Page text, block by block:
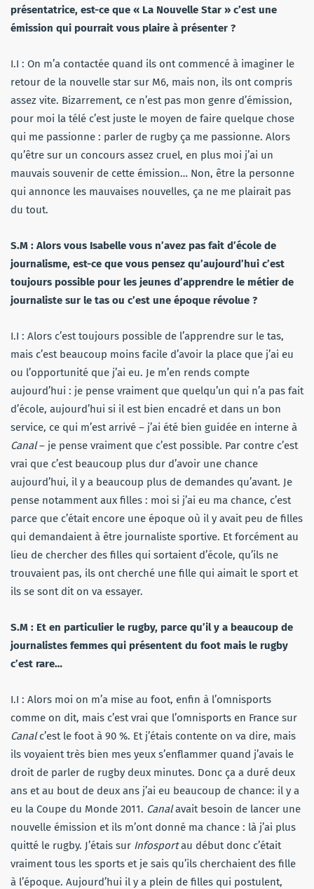
présentatrice, est-ce que « La Nouvelle Star » c’est une
émission qui pourrait vous plaire à présenter ?
I.I : On m’a contactée quand ils ont commencé à imaginer le
retour de la nouvelle star sur M6, mais non, ils ont compris
assez vite. Bizarrement, ce n’est pas mon genre d’émission,
pour moi la télé c’est juste le moyen de faire quelque chose
qui me passionne : parler de rugby ça me passionne. Alors
qu’être sur un concours assez cruel, en plus moi j’ai un
mauvais souvenir de cette émission… Non, être la personne
qui annonce les mauvaises nouvelles, ça ne me plairait pas
du tout.
S.M : Alors vous Isabelle vous n’avez pas fait d’école de
journalisme, est-ce que vous pensez qu’aujourd’hui c’est
toujours possible pour les jeunes d’apprendre le métier de
journaliste sur le tas ou c’est une époque révolue ?
I.I : Alors c’est toujours possible de l’apprendre sur le tas,
mais c’est beaucoup moins facile d’avoir la place que j’ai eu
ou l’opportunité que j’ai eu. Je m’en rends compte
aujourd’hui : je pense vraiment que quelqu’un qui n’a pas fait
d’école, aujourd’hui si il est bien encadré et dans un bon
service, ce qui m’est arrivé – j’ai été bien guidée en interne à
Canal– je pense vraiment que c’est possible. Par contre c’est
vrai que c’est beaucoup plus dur d’avoir une chance
aujourd’hui, il y a beaucoup plus de demandes qu’avant. Je
pense notamment aux filles : moi si j’ai eu ma chance, c’est
parce que c’était encore une époque où il y avait peu de filles
qui demandaient à être journaliste sportive. Et forcément au
lieu de chercher des filles qui sortaient d’école, qu’ils ne
trouvaient pas, ils ont cherché une fille qui aimait le sport et
ils se sont dit on va essayer.
S.M : Et en particulier le rugby, parce qu’il y a beaucoup de
journalistes femmes qui présentent du foot mais le rugby
c’est rare…
I.I : Alors moi on m’a mise au foot, enfin à l’omnisports
comme on dit, mais c’est vrai que l’omnisports en France sur
Canalc’est le foot à 90 %. Et j’étais contente on va dire, mais
ils voyaient très bien mes yeux s’enflammer quand j’avais le
droit de parler de rugby deux minutes. Donc ça a duré deux
ans et au bout de deux ans j’ai eu beaucoup de chance: il y a
eu la Coupe du Monde 2011. Canalavait besoin de lancer une
nouvelle émission et ils m’ont donné ma chance : là j’ai plus
quitté le rugby. J’étais sur Infosportau début donc c’était
vraiment tous les sports et je sais qu’ils cherchaient des fille
à l’époque. Aujourd’hui il y a plein de filles qui postulent,